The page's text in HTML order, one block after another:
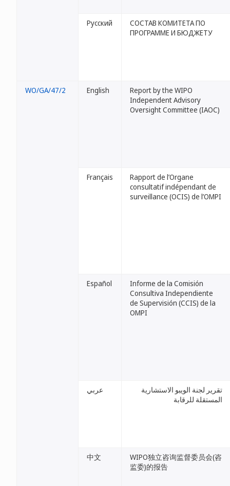
Русский
СОСТАВ КОМИТЕТА ПО
ПРОГРАММЕ И БЮДЖЕТУ
WO/GA/47/2 English
Report by the WIPO
Independent Advisory
Oversight Committee (IAOC)
Français
Rapport de l’Organe
consultatif indépendant de
surveillance (OCIS) de l’OMPI
Español
Informe de la Comisión
Consultiva Independiente
de Supervisión (CCIS) de la
OMPI
عربي
تقرير لجنة الويبو الاستشارية
المستقلة للرقابة
中文
WIPO独立咨询监督委员会(咨
监委)的报告